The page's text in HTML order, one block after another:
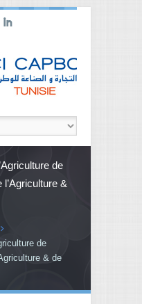
I
de
&
de
& de